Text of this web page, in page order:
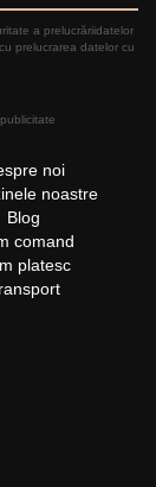
a prelucrăriidatelor
prelucrarea datelor cu
noi
noastre
Blog
comand
platesc